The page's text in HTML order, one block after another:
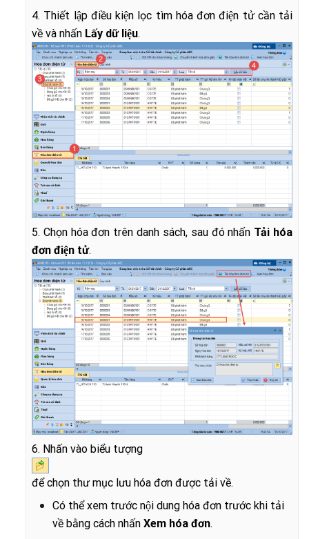
4. Thiết lập điều kiện lọc tìm hóa đơn điện tử cần tải
về và nhấn Lấy dữ liệu.
5. Chọn hóa đơn trên danh sách, sau đó nhấn Tải hóa
đơn điện tử.
6. Nhấn vào biểu tượng
để chọn thư mục lưu hóa đơn được tải về.
Có thể xem trước nội dung hóa đơn trước khi tải
về bằng cách nhấn Xem hóa đơn.